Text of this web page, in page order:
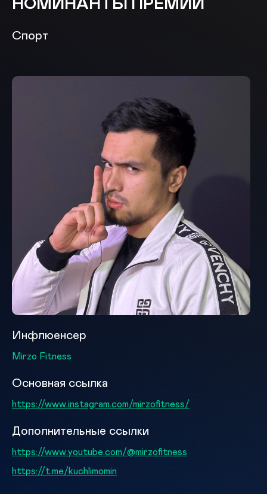
НОМИНАНТЫ ПРЕМИИ
Спорт
Инфлюенсер
Mirzo Fitness
Основная ссылка
https://www.instagram.com/mirzofitness/
Дополнительные ссылки
https://www.youtube.com/@mirzofitness
https://t.me/kuchlimomin